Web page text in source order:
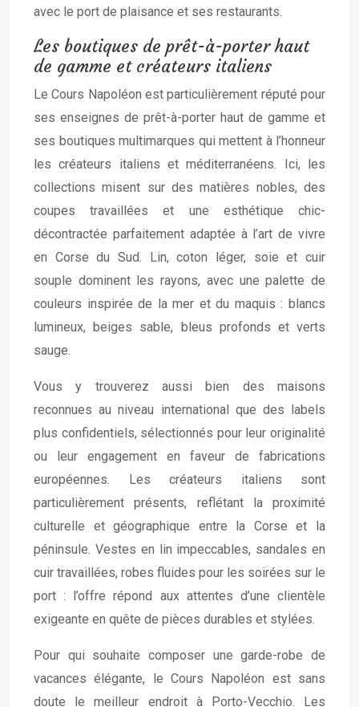
avec le port de plaisance et ses restaurants.
Les boutiques de prêt-à-porter haut
de gamme et créateurs italiens
Le Cours Napoléon est particulièrement réputé pour
ses enseignes de prêt-à-porter haut de gamme et
ses boutiques multimarques qui mettent à l’honneur
les créateurs italiens et méditerranéens. Ici, les
collections misent sur des matières nobles, des
coupes travaillées et une esthétique chic-
décontractée parfaitement adaptée à l’art de vivre
en Corse du Sud. Lin, coton léger, soie et cuir
souple dominent les rayons, avec une palette de
couleurs inspirée de la mer et du maquis : blancs
lumineux, beiges sable, bleus profonds et verts
sauge.
Vous y trouverez aussi bien des maisons
reconnues au niveau international que des labels
plus confidentiels, sélectionnés pour leur originalité
ou leur engagement en faveur de fabrications
européennes. Les créateurs italiens sont
particulièrement présents, reflétant la proximité
culturelle et géographique entre la Corse et la
péninsule. Vestes en lin impeccables, sandales en
cuir travaillées, robes fluides pour les soirées sur le
port : l’offre répond aux attentes d’une clientèle
exigeante en quête de pièces durables et stylées.
Pour qui souhaite composer une garde-robe de
vacances élégante, le Cours Napoléon est sans
doute le meilleur endroit à Porto-Vecchio. Les